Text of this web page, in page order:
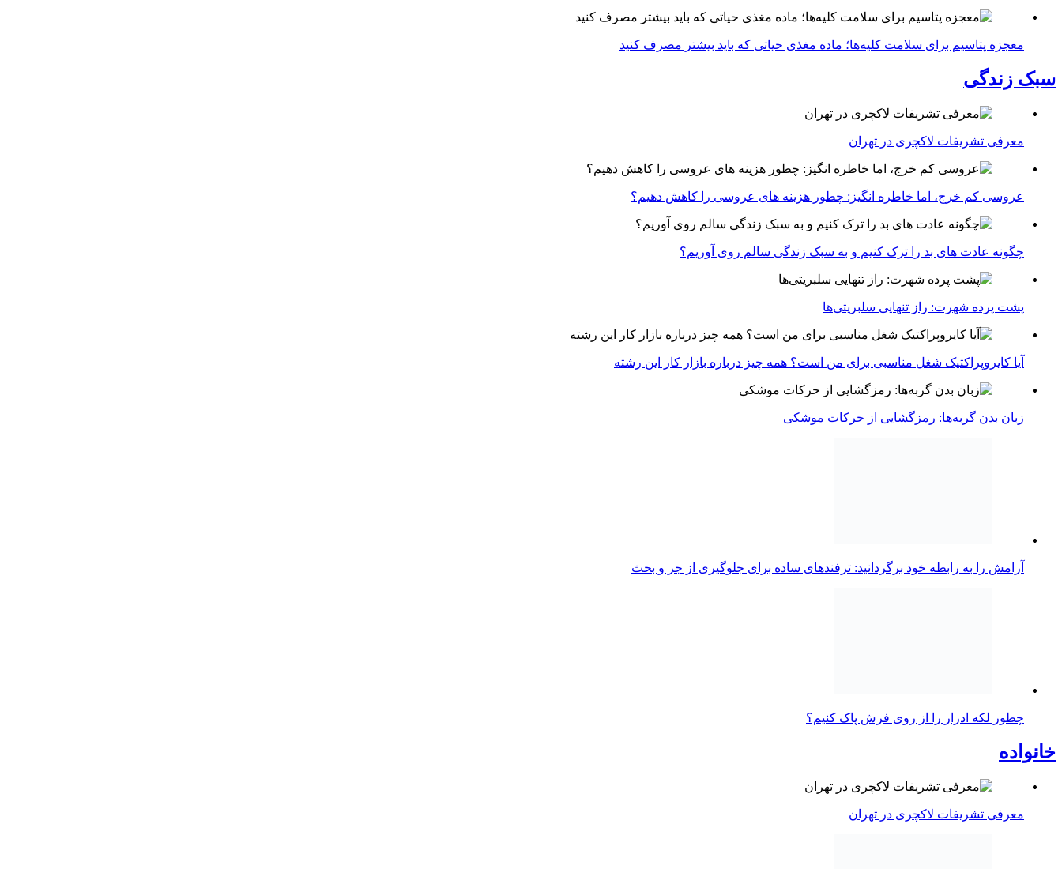
معجزه پتاسیم برای سلامت کلیه‌ها؛ ماده مغذی حیاتی که باید بیشتر مصرف کنید
سبک زندگی
معرفی تشریفات لاکچری در تهران
عروسی کم خرج، اما خاطره انگیز: چطور هزینه های عروسی را کاهش دهیم؟
چگونه عادت‌ های بد را ترک کنیم و به سبک زندگی سالم روی آوریم؟
پشت پرده شهرت: راز تنهایی سلبریتی‌ها
آیا کایروپراکتیک شغل مناسبی برای من است؟ همه چیز درباره بازار کار این رشته
زبان بدن گربه‌ها: رمزگشایی از حرکات موشکی
آرامش را به رابطه خود برگردانید: ترفندهای ساده برای جلوگیری از جر و بحث
چطور لکه ادرار را از روی فرش پاک کنیم؟
خانواده
معرفی تشریفات لاکچری در تهران